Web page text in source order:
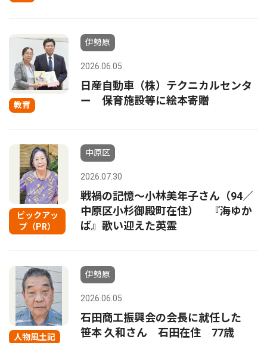
教育
伊勢原
2026.06.05
日産自動車（株）テクニカルセンタ
ー 保育施設等に絵本寄贈
ピックアッ
プ（PR）
中原区
2026.07.30
戦禍の記憶〜小林美年子さん（94／
中原区小杉御殿町在住） 『海ゆか
ば』歌い迎えた英霊
人物風土記
伊勢原
2026.06.05
石田商工振興会の会長に就任した
笹本 久和さん 石田在住 77歳